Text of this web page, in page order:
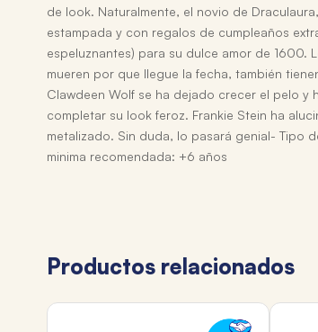
de look. Naturalmente, el novio de
estampada y con regalos de cumpleaños
espeluznantes) para su dulce amor de 1600.
mueren por que llegue la fecha, también
Clawdeen Wolf se ha dejado crecer el pelo
completar su look feroz. Frankie Stein ha
metalizado. Sin duda, lo pasará genial- Tipo
minima recomendada: +6 años
Productos relacionados